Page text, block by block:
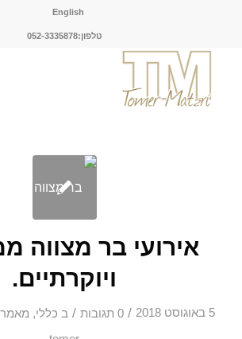
English
טלפון:052-3335878
אירועי בר מצווה
ויוקרתיים.
5 באוגוסט 2018 / 0 תגובות / ב כללי,